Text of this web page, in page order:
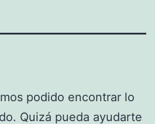
podido encontrar lo
Quizá pueda ayudarte